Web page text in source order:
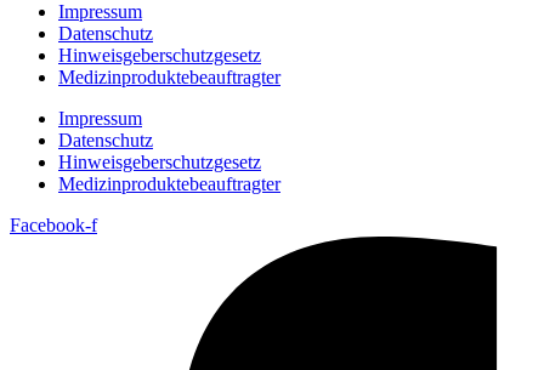
Impressum
Datenschutz
Hinweisgeberschutzgesetz
Medizin­produkte­beauftragter
Impressum
Datenschutz
Hinweisgeberschutzgesetz
Medizin­produkte­beauftragter
Facebook-f